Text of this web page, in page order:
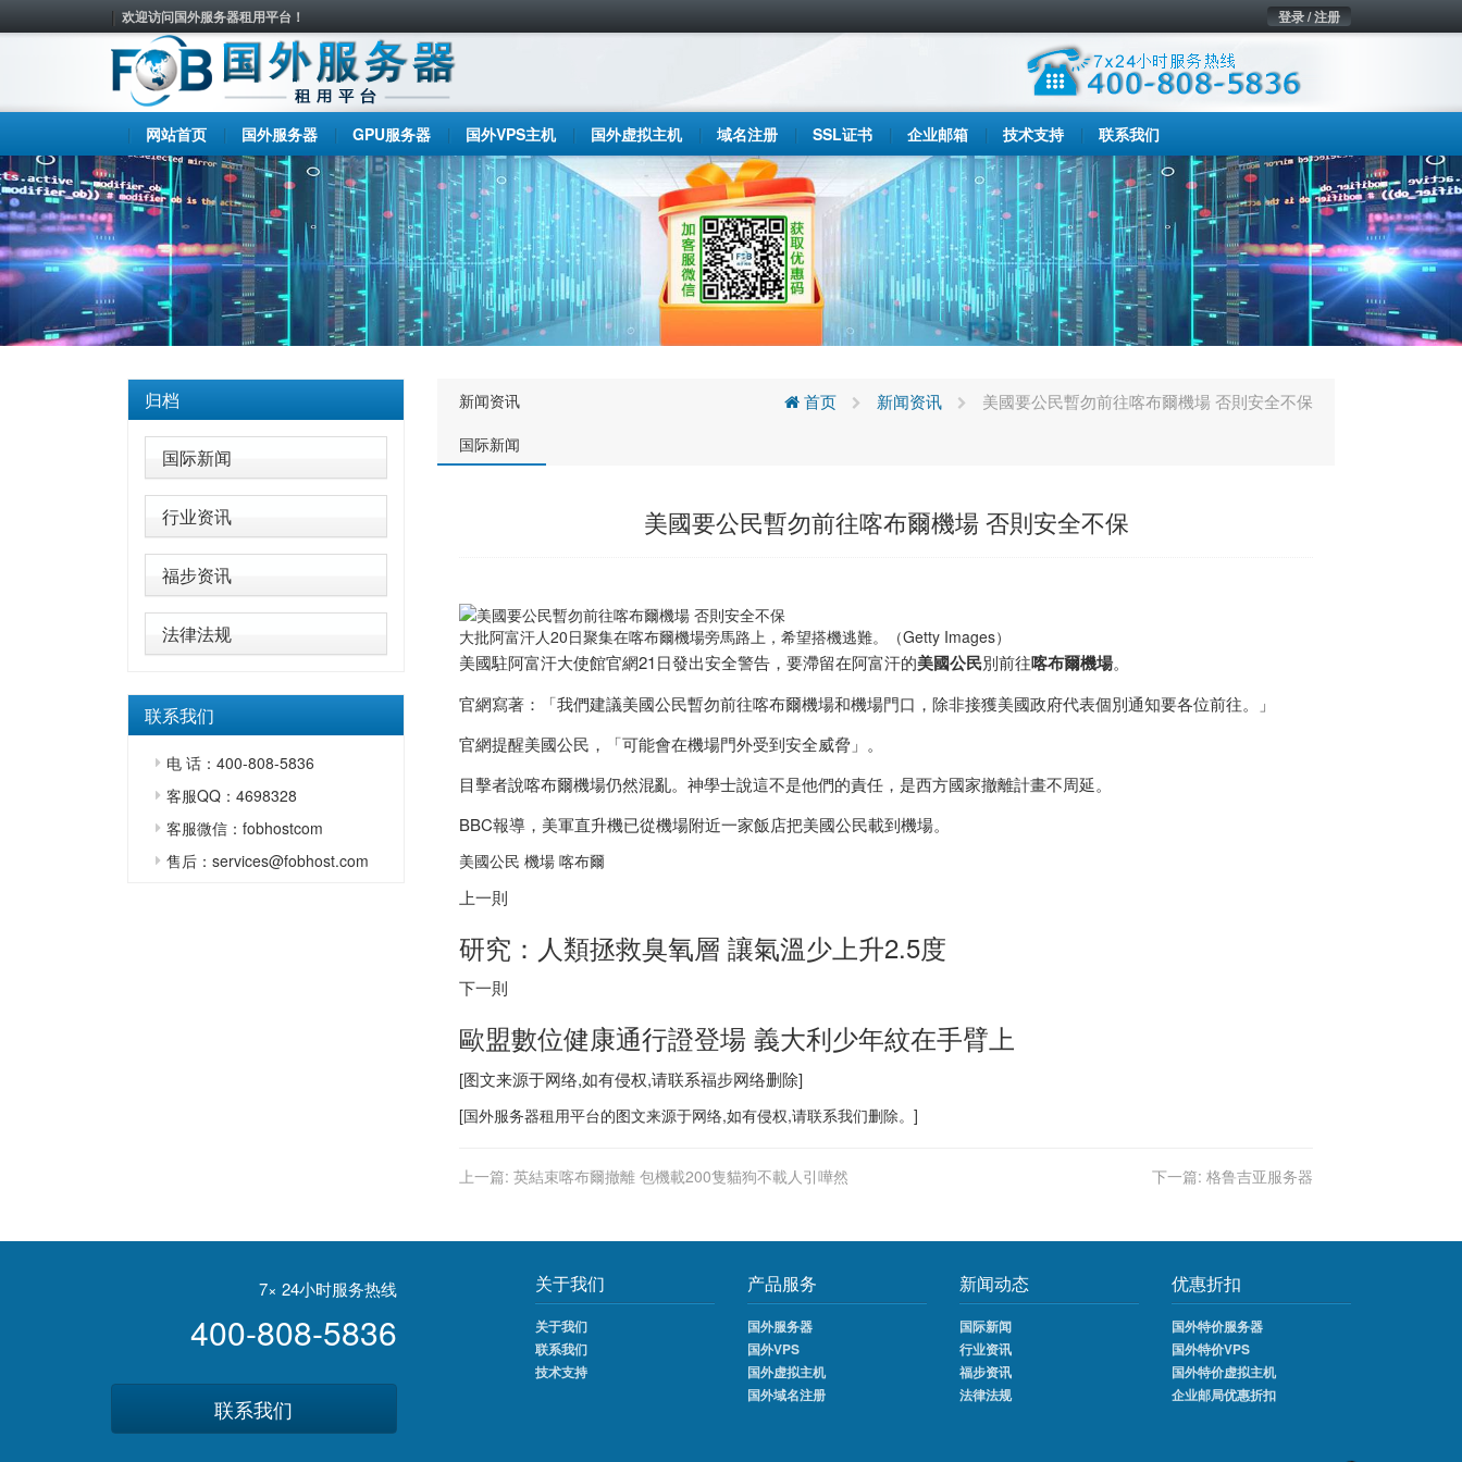
欢迎访问国外服务器租用平台！ 登录 / 注册
网站首页 国外服务器 GPU服务器 国外VPS主机 国外虚拟主机 域名注册 SSL证书 企业邮箱 技术支持 联系我们
归档
国际新闻
行业资讯
福步资讯
法律法规
联系我们
电 话：400-808-5836
客服QQ：4698328
客服微信：fobhostcom
售后：services@fobhost.com
新闻资讯
国际新闻
首页 新闻资讯 美國要公民暫勿前往喀布爾機場 否則安全不保
美國要公民暫勿前往喀布爾機場 否則安全不保
大批阿富汗人20日聚集在喀布爾機場旁馬路上，希望搭機逃難。（Getty Images）
美國駐阿富汗大使館官網21日發出安全警告，要滯留在阿富汗的美國公民別前往喀布爾機場。
官網寫著：「我們建議美國公民暫勿前往喀布爾機場和機場門口，除非接獲美國政府代表個別通知要各位前往。」
官網提醒美國公民，「可能會在機場門外受到安全威脅」。
目擊者說喀布爾機場仍然混亂。神學士說這不是他們的責任，是西方國家撤離計畫不周延。
BBC報導，美軍直升機已從機場附近一家飯店把美國公民載到機場。
美國公民 機場 喀布爾
上一則
研究：人類拯救臭氧層 讓氣溫少上升2.5度
下一則
歐盟數位健康通行證登場 義大利少年紋在手臂上
[图文来源于网络,如有侵权,请联系福步网络删除]
[国外服务器租用平台的图文来源于网络,如有侵权,请联系我们删除。]
上一篇: 英結束喀布爾撤離 包機載200隻貓狗不載人引嘩然 下一篇: 格鲁吉亚服务器
7× 24小时服务热线
400-808-5836
联系我们
关于我们
关于我们
联系我们
技术支持
产品服务
国外服务器
国外VPS
国外虚拟主机
国外域名注册
新闻动态
国际新闻
行业资讯
福步资讯
法律法规
优惠折扣
国外特价服务器
国外特价VPS
国外特价虚拟主机
企业邮局优惠折扣